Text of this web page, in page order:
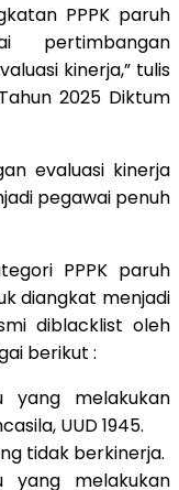
PPPK paruh
pertimbangan
kinerja,” tulis
2025 Diktum
evaluasi kinerja
pegawai penuh
PPPK paruh
diangkat menjadi
diblacklist oleh
berikut :
yang melakukan
UUD 1945.
tidak berkinerja.
yang melakukan